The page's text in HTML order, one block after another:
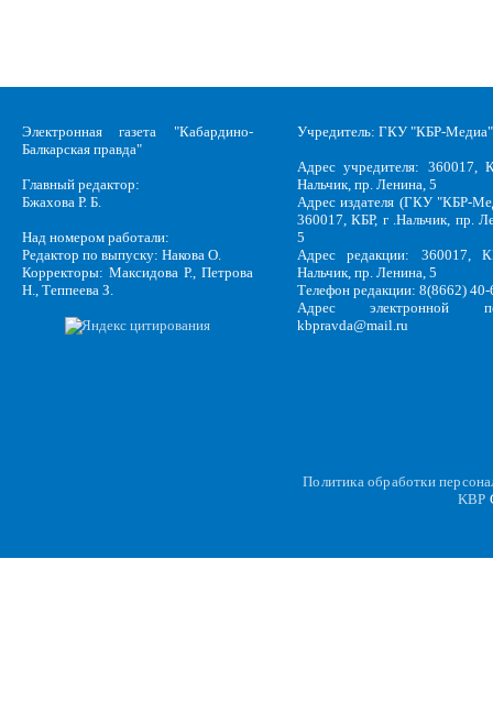
Электронная газета "Кабардино-
Балкарская правда"
Главный редактор:
Бжахова Р. Б.
Над номером работали:
Редактор по выпуску: Накова О.
Корректоры: Максидова Р., Петрова
Н., Теппеева З.
Учредитель: ГКУ "КБР-Медиа"
Адрес учредителя: 360017,
Нальчик, пр. Ленина, 5
Адрес издателя (ГКУ "КБР-
360017, КБР, г .Нальчик, пр.
5
Адрес редакции: 360017,
Нальчик, пр. Ленина, 5
Телефон редакции: 8(8662)
Адрес электронной
kbpravda@mail.ru
Политика обработки
KBP